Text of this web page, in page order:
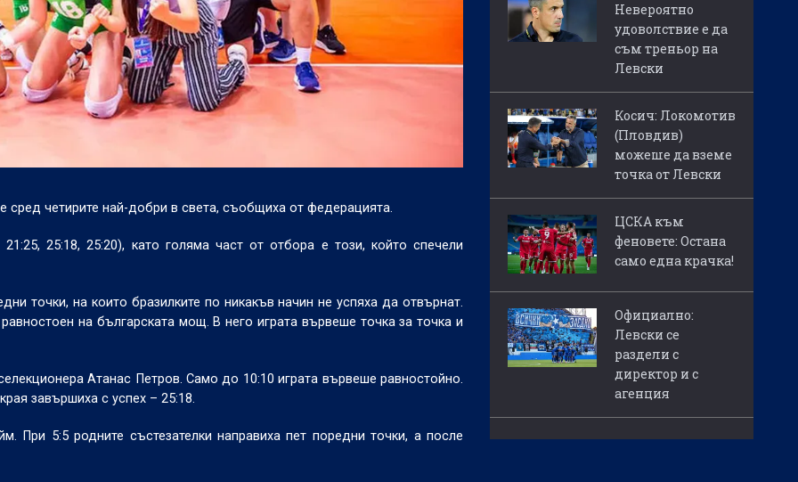
четирите най-добри в света, съобщиха от федерацията.
25:18, 25:20), като голяма част от отбора е този, който спечели
точки, на които бразилките по никакъв начин не успяха да отвърнат.
на българската мощ. В него играта вървеше точка за точка и
Атанас Петров. Само до 10:10 играта вървеше равностойно.
завършиха с успех – 25:18.
При 5:5 родните състезателки направиха пет поредни точки, а после
Невероятно
удоволствие е да
съм треньор на
Левски
Косич: Локомотив
(Пловдив)
можеше да вземе
точка от Левски
ЦСКА към
феновете: Остана
само една крачка!
Официално:
Левски се
раздели с
директор и с
агенция